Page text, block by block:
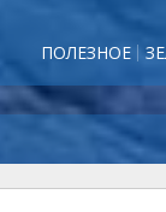
ПОЛЕЗНОЕ